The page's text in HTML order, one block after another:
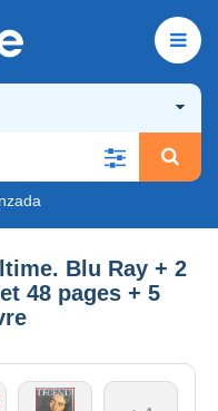
Blu Ray + 2
48 pages + 5